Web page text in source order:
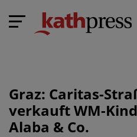
Graz: Caritas-
verkauft WM-
Alaba & Co.